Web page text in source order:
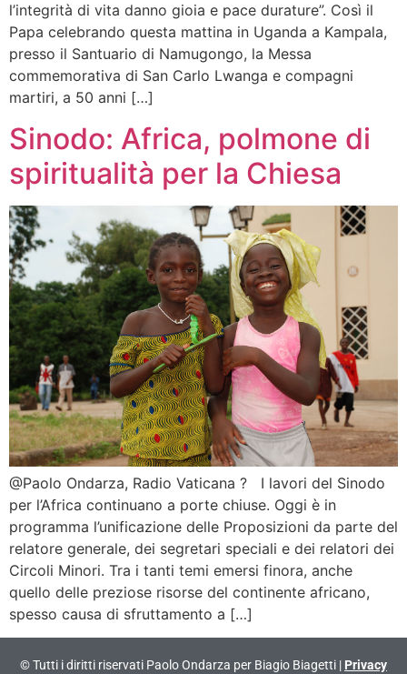
l’integrità di vita danno gioia e pace durature”. Così il
Papa celebrando questa mattina in Uganda a Kampala,
presso il Santuario di Namugongo, la Messa
commemorativa di San Carlo Lwanga e compagni
martiri, a 50 anni […]
Sinodo: Africa, polmone di
spiritualità per la Chiesa
@Paolo Ondarza, Radio Vaticana ? I lavori del Sinodo
per l’Africa continuano a porte chiuse. Oggi è in
programma l’unificazione delle Proposizioni da parte del
relatore generale, dei segretari speciali e dei relatori dei
Circoli Minori. Tra i tanti temi emersi finora, anche
quello delle preziose risorse del continente africano,
spesso causa di sfruttamento a […]
© Tutti i diritti riservati Paolo Ondarza per Biagio Biagetti | Privacy